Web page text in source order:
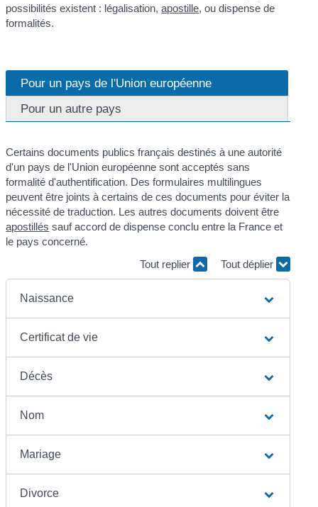
possibilités existent : légalisation,apostille, ou dispense de
formalités.
Pour un pays de l'Union européenne
Pour un autre pays
Certains documents publics français destinés à une autorité
d'un pays de l'Union européenne sont acceptés sans
formalité d'authentification. Des formulaires multilingues
peuvent être joints à certains de ces documents pour éviter la
nécessité de traduction. Les autres documents doivent être
apostillés sauf accord de dispense conclu entre la France et
le pays concerné.
Tout replier
Tout déplier
Naissance
Certificat de vie
Décès
Nom
Mariage
Divorce